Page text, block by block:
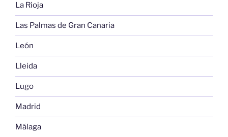
La Rioja
Las Palmas de Gran Canaria
León
Lleida
Lugo
Madrid
Málaga